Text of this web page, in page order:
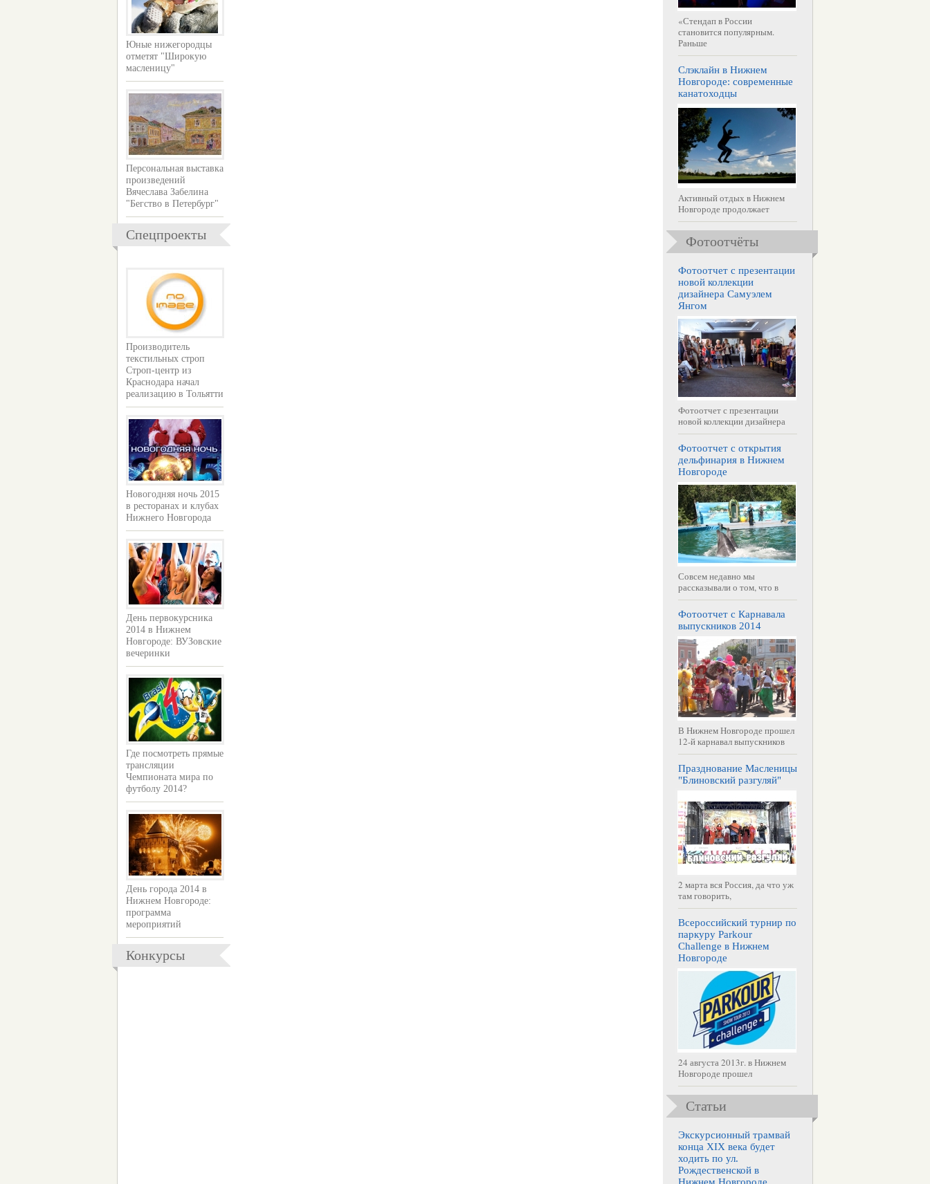
Юные нижегородцы
отметят "Широкую
масленицу"
Персональная выставка
произведений
Вячеслава Забелина
"Бегство в Петербург"
Спецпроекты
Производитель
текстильных строп
Строп-центр из
Краснодара начал
реализацию в Тольятти
Новогодняя ночь 2015
в ресторанах и клубах
Нижнего Новгорода
День первокурсника
2014 в Нижнем
Новгороде: ВУЗовские
вечеринки
Где посмотреть прямые
трансляции
Чемпионата мира по
футболу 2014?
День города 2014 в
Нижнем Новгороде:
программа
мероприятий
Конкурсы
«Стендап в России
становится популярным.
Раньше
Слэклайн в Нижнем
Новгороде: современные
канатоходцы
Активный отдых в Нижнем
Новгороде продолжает
Фотоотчёты
Фотоотчет с презентации
новой коллекции
дизайнера Самуэлем
Янгом
Фотоотчет с презентации
новой коллекции дизайнера
Фотоотчет с открытия
дельфинария в Нижнем
Новгороде
Совсем недавно мы
рассказывали о том, что в
Фотоотчет с Карнавала
выпускников 2014
В Нижнем Новгороде прошел
12-й карнавал выпускников
Празднование Масленицы
"Блиновский разгуляй"
2 марта вся Россия, да что уж
там говорить,
Всероссийский турнир по
паркуру Parkour
Challenge в Нижнем
Новгороде
24 августа 2013г. в Нижнем
Новгороде прошел
Статьи
Экскурсионный трамвай
конца XIX века будет
ходить по ул.
Рождественской в